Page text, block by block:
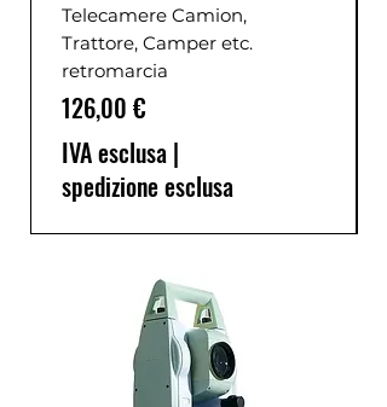
Telecamere Camion,
Trattore, Camper etc.
retromarcia
Prezzo
126,00 €
IVA esclusa |
spedizione esclusa